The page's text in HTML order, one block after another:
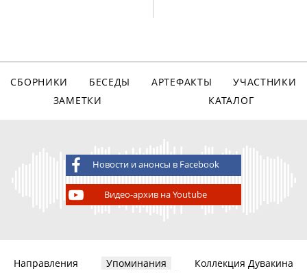
СБОРНИКИ БЕСЕДЫ АРТЕФАКТЫ
УЧАСТНИКИ
ЗАМЕТКИ
КАТАЛОГ
Новости и анонсы в Facebook
Видео-архив на Youtube
Направления Упоминания
Коллекция Дувакина